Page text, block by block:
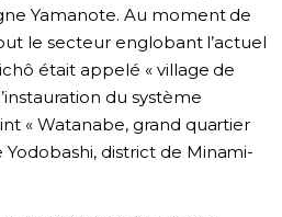
Yamanote. Au moment de
le secteur englobant l’actuel
était appelé « village de
du système
« Watanabe, grand quartier
district de Minami-